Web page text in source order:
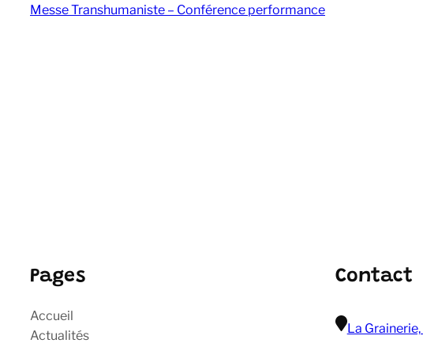
Messe Transhumaniste – Conférence performance
Pages
Accueil
Actualités
Contact
La Grainerie,